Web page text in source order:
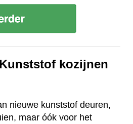
kozijnen
nieuwe kunststof deuren,
maar óók voor het